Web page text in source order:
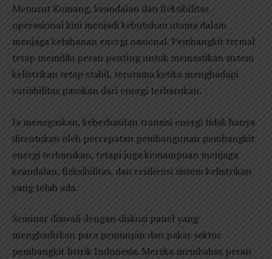
Menurut Komang, keandalan dan fleksibilitas
operasional kini menjadi kebutuhan utama dalam
menjaga ketahanan energi nasional. Pembangkit termal
tetap memiliki peran penting untuk memastikan sistem
kelistrikan tetap stabil, terutama ketika menghadapi
variabilitas pasokan dari energi terbarukan.
Ia menegaskan, keberhasilan transisi energi tidak hanya
ditentukan oleh percepatan pembangunan pembangkit
energi terbarukan, tetapi juga kemampuan menjaga
keandalan, fleksibilitas, dan resiliensi sistem kelistrikan
yang telah ada.
Seminar diawali dengan diskusi panel yang
menghadirkan para pemimpin dan pakar sektor
pembangkit listrik Indonesia. Mereka membahas peran